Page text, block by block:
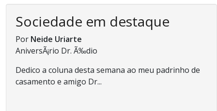
Sociedade em destaque
Por Neide Uriarte
AniversÃ¡rio Dr. Ã‰dio
Dedico a coluna desta semana ao meu padrinho de
casamento e amigo Dr...